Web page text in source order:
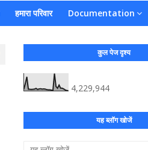
हमारा परिवार Documentation
कुल पेज दृश्य
4,229,944
यह ब्लॉग खोजें